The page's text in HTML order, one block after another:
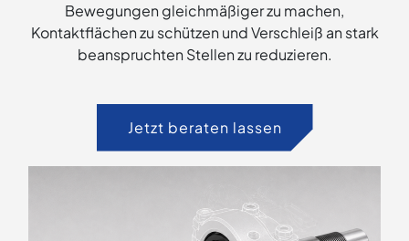
Bewegungen gleichmäßiger zu machen,
Kontaktflächen zu schützen und Verschleiß an stark
beanspruchten Stellen zu reduzieren.
Jetzt beraten lassen